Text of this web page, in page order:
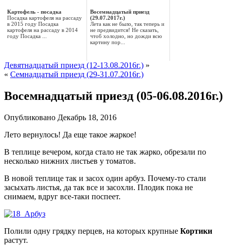
Картофель - посадка
Посадка картофеля на рассаду
в 2015 году Посадка
картофеля на рассаду в 2014
году Посадка ...
Восемнадцатый приезд
(29.07.2017г.)
Лета как не было, так теперь и
не предвидится! Не сказать,
чтоб холодно, но дожди всю
картину пор...
Девятнадцатый приезд (12-13.08.2016г.) »
« Семнадцатый приезд (29-31.07.2016г.)
Восемнадцатый приезд (05-06.08.2016г.)
Опубликовано Декабрь 18, 2016
Лето вернулось! Да еще такое жаркое!
В теплице вечером, когда стало не так жарко, обрезали по
несколько нижних листьев у томатов.
В новой теплице так и засох один арбуз. Почему-то стали
засыхать листья, да так все и засохли. Плодик пока не
снимаем, вдруг все-таки поспеет.
Полили одну грядку перцев, на которых крупные Кортики
растут.